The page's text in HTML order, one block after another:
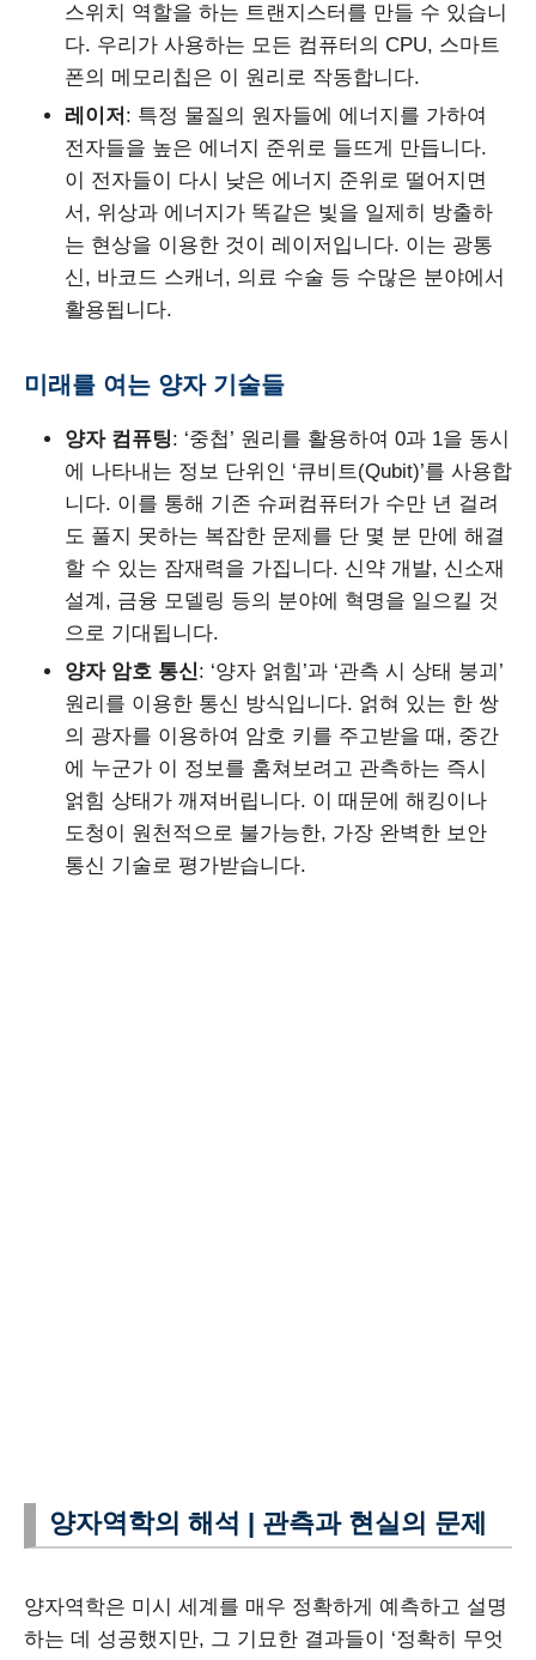
스위치 역할을 하는 트랜지스터를 만들 수 있습니
다. 우리가 사용하는 모든 컴퓨터의 CPU, 스마트
폰의 메모리칩은 이 원리로 작동합니다.
레이저 : 특정 물질의 원자들에 에너지를 가하여
전자들을 높은 에너지 준위로 들뜨게 만듭니다.
이 전자들이 다시 낮은 에너지 준위로 떨어지면
서, 위상과 에너지가 똑같은 빛을 일제히 방출하
는 현상을 이용한 것이 레이저입니다. 이는 광통
신, 바코드 스캐너, 의료 수술 등 수많은 분야에서
활용됩니다.
미래를 여는 양자 기술들
양자 컴퓨팅: ‘중첩’ 원리를 활용하여 0과 1을 동시
에 나타내는 정보 단위인 ‘큐비트(Qubit)’를 사용합
니다. 이를 통해 기존 슈퍼컴퓨터가 수만 년 걸려
도 풀지 못하는 복잡한 문제를 단 몇 분 만에 해결
할 수 있는 잠재력을 가집니다. 신약 개발, 신소재
설계, 금융 모델링 등의 분야에 혁명을 일으킬 것
으로 기대됩니다.
양자 암호 통신: ‘양자 얽힘’과 ‘관측 시 상태 붕괴’
원리를 이용한 통신 방식입니다. 얽혀 있는 한 쌍
의 광자를 이용하여 암호 키를 주고받을 때, 중간
에 누군가 이 정보를 훔쳐보려고 관측하는 즉시
얽힘 상태가 깨져버립니다. 이 때문에 해킹이나
도청이 원천적으로 불가능한, 가장 완벽한 보안
통신 기술로 평가받습니다.
양자역학의 해석 | 관측과 현실의 문제
양자역학은 미시 세계를 매우 정확하게 예측하고 설명
하는 데 성공했지만, 그 기묘한 결과들이 ‘정확히 무엇